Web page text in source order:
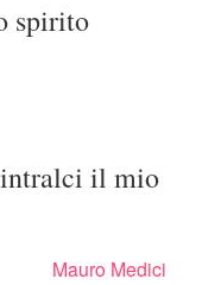
spirito
intralci il mio
Mauro Medici